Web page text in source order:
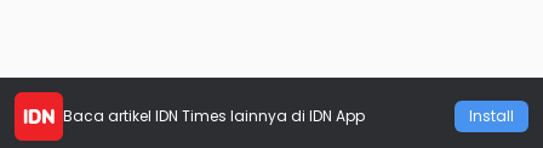
Baca artikel IDN Times lainnya di IDN App Install